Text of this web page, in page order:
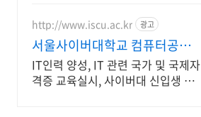
http://www.iscu.ac.kr 광고
서울사이버대학교 컴퓨터공학
과 2026 가을학기 신편입생
IT인력 양성, IT 관련 국가 및 국제자
격증 교육실시, 사이버대 신입생 수